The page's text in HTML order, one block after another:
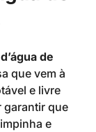
de
que vem à
e livre
garantir que
e